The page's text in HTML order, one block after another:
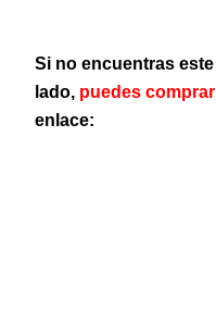
Si no encuentras
lado, puedes
enlace: